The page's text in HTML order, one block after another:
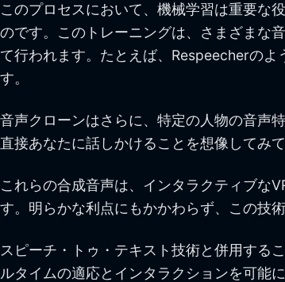
このプロセスにおいて、機械学習は重要な
のです。このトレーニングは、さまざまな
て行われます。たとえば、Respeecherの
す。
音声クローンはさらに、特定の人物の音声
直接あなたに話しかけることを想像してみ
これらの合成音声は、インタラクティブな
す。明らかな利点にもかかわらず、この技
スピーチ・トゥ・テキスト技術と併用する
ルタイムの適応とインタラクションを可能